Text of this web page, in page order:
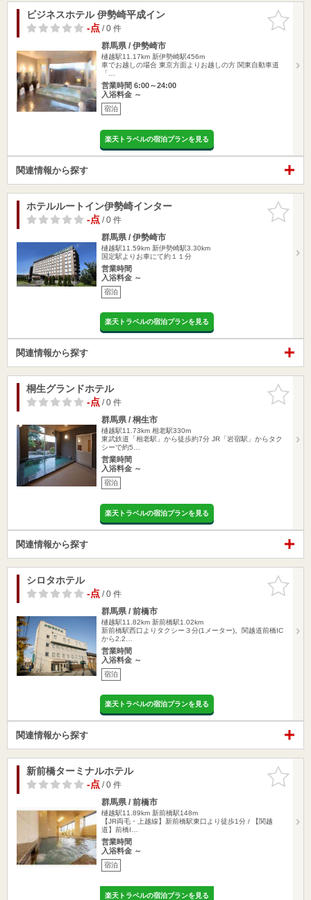
お気に入
りに追加
ビジネスホテル 伊勢崎平成イン
-点/ 0 件
群馬県 / 伊勢崎市
樋越駅11.17km 新伊勢崎駅456m
車でお越しの場合 東京方面よりお越しの方 関東自動車道
「…
営業時間 6:00～24:00
入浴料金 ～
宿泊
楽天トラベルの宿泊プランを見る
関連情報から探す
お気に入
りに追加
ホテルルートイン伊勢崎インター
-点/ 0 件
群馬県 / 伊勢崎市
樋越駅11.59km 新伊勢崎駅3.30km
国定駅よりお車にて約１１分
営業時間
入浴料金 ～
宿泊
楽天トラベルの宿泊プランを見る
関連情報から探す
お気に入
りに追加
桐生グランドホテル
-点/ 0 件
群馬県 / 桐生市
樋越駅11.73km 相老駅330m
東武鉄道「相老駅」から徒歩約7分 JR「岩宿駅」からタク
シーで約5…
営業時間
入浴料金 ～
宿泊
楽天トラベルの宿泊プランを見る
関連情報から探す
お気に入
りに追加
シロタホテル
-点/ 0 件
群馬県 / 前橋市
樋越駅11.82km 新前橋駅1.02km
新前橋駅西口よりタクシー３分(1メーター)。関越道前橋IC
から2.2…
営業時間
入浴料金 ～
宿泊
楽天トラベルの宿泊プランを見る
関連情報から探す
お気に入
りに追加
新前橋ターミナルホテル
-点/ 0 件
群馬県 / 前橋市
樋越駅11.89km 新前橋駅148m
【JR両毛・上越線】新前橋駅東口より徒歩1分 / 【関越
道】前橋I…
営業時間
入浴料金 ～
宿泊
楽天トラベルの宿泊プランを見る